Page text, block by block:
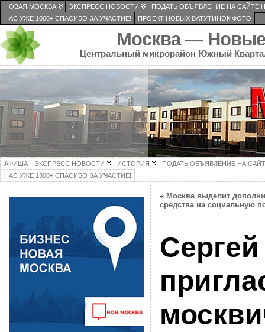
НОВАЯ МОСКВА ЭКСПРЕСС НОВОСТИ
ПОДАТЬ ОБЪЯВЛЕНИЕ НА САЙТЕ
НАС УЖЕ 1000+ СПАСИБО ЗА УЧАСТИЕ!
ПРОЕКТ НОВЫХ ВАТУТИНОК ФОТО
Москва — Новые
Центральный микрорайон Южный
АФИША ЭКСПРЕСС НОВОСТИ ИСТОРИЯ
ПОДАТЬ ОБЪЯВЛЕНИЕ НА
НАС УЖЕ 1300+ СПАСИБО ЗА УЧАСТИЕ!
« Москва выделит
средства на социальную